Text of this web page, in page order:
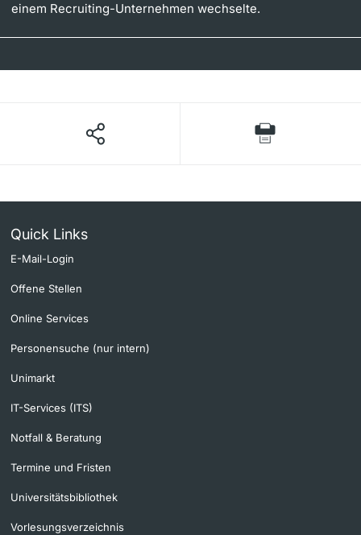
einem Recruiting-Unternehmen wechselte.
Quick Links
E-Mail-Login
Offene Stellen
Online Services
Personensuche (nur intern)
Unimarkt
IT-Services (ITS)
Notfall & Beratung
Termine und Fristen
Universitätsbibliothek
Vorlesungsverzeichnis